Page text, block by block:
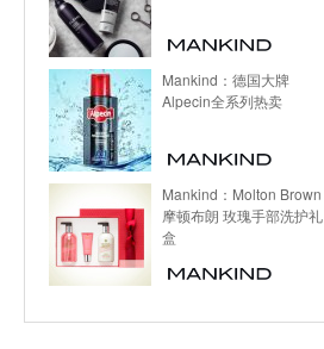
Mankind：德国大牌
Alpecin全系列热卖
Mankind：Molton Brown
摩顿布朗 玫瑰手部洗护礼
盒